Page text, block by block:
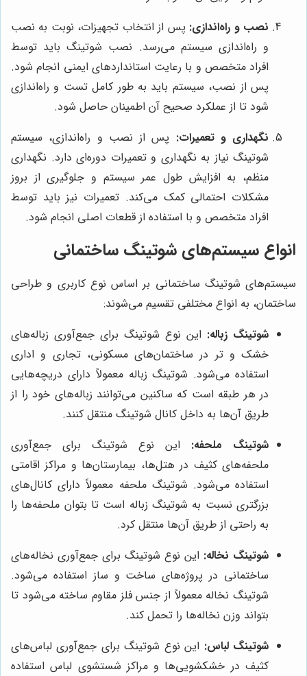
نصب و راه‌اندازی: پس از انتخاب تجهیزات، نوبت به نصب
و راه‌اندازی سیستم می‌رسد. نصب شوتینگ باید توسط
افراد متخصص و با رعایت استانداردهای ایمنی انجام شود.
پس از نصب، سیستم باید به طور کامل تست و راه‌اندازی
شود تا از عملکرد صحیح آن اطمینان حاصل شود.
نگهداری و تعمیرات: پس از نصب و راه‌اندازی، سیستم
شوتینگ نیاز به نگهداری و تعمیرات دوره‌ای دارد. نگهداری
منظم، به افزایش طول عمر سیستم و جلوگیری از بروز
مشکلات احتمالی کمک می‌کند. تعمیرات نیز باید توسط
افراد متخصص و با استفاده از قطعات اصلی انجام شود.
انواع سیستم‌های شوتینگ ساختمانی
سیستم‌های شوتینگ ساختمانی بر اساس نوع کاربری و طراحی
ساختمان، به انواع مختلفی تقسیم می‌شوند:
شوتینگ زباله: این نوع شوتینگ برای جمع‌آوری زباله‌های
خشک و تر در ساختمان‌های مسکونی، تجاری و اداری
استفاده می‌شود. شوتینگ زباله معمولاً دارای دریچه‌هایی
در هر طبقه است که ساکنین می‌توانند زباله‌های خود را از
طریق آن‌ها به داخل کانال شوتینگ منتقل کنند.
شوتینگ ملحفه: این نوع شوتینگ برای جمع‌آوری
ملحفه‌های کثیف در هتل‌ها، بیمارستان‌ها و مراکز اقامتی
استفاده می‌شود. شوتینگ ملحفه معمولاً دارای کانال‌های
بزرگتری نسبت به شوتینگ زباله است تا بتوان ملحفه‌ها را
به راحتی از طریق آن‌ها منتقل کرد.
شوتینگ نخاله: این نوع شوتینگ برای جمع‌آوری نخاله‌های
ساختمانی در پروژه‌های ساخت و ساز استفاده می‌شود.
شوتینگ نخاله معمولاً از جنس فلز مقاوم ساخته می‌شود تا
بتواند وزن نخاله‌ها را تحمل کند.
شوتینگ لباس: این نوع شوتینگ برای جمع‌آوری لباس‌های
کثیف در خشکشویی‌ها و مراکز شستشوی لباس استفاده